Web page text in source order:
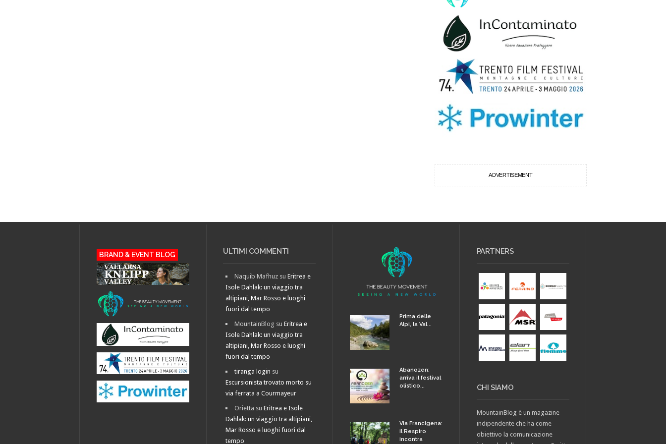
ADVERTISEMENT
BRAND & EVENT BLOG ULTIMI COMMENTI
Naquib Mafhuz suEritrea e
Isole Dahlak: un viaggio tra
altipiani, Mar Rosso e luoghi
fuori dal tempo
MountainBlog suEritrea e
Isole Dahlak: un viaggio tra
altipiani, Mar Rosso e luoghi
fuori dal tempo
tiranga login su
Escursionista trovato morto su
via ferrata a Courmayeur
Orietta suEritrea e Isole
Dahlak: un viaggio tra altipiani,
Mar Rosso e luoghi fuori dal
tempo
Prima delle
Alpi, la Val...
Abanozen:
arriva il festival
olistico...
Via Francigena:
il Respiro
incontra
PARTNERS
CHI SIAMO
MountainBlog è un magazine
indipendente che ha come
obiettivo la comunicazione